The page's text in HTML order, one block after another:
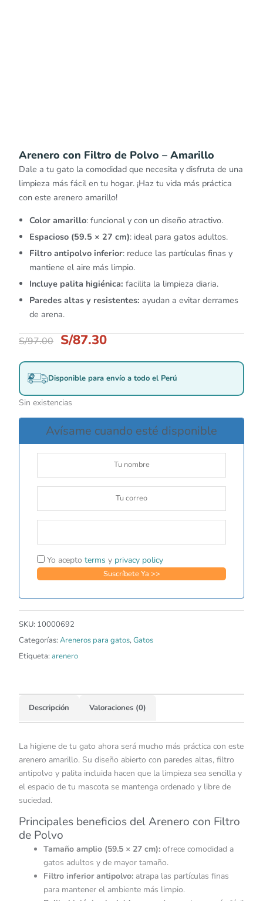
Arenero con Filtro de Polvo – Amarillo
Dale a tu gato la comodidad que necesita y disfruta de una
limpieza más fácil en tu hogar. ¡Haz tu vida más práctica
con este arenero amarillo!
Color amarillo: funcional y con un diseño atractivo.
Espacioso (59.5 × 27 cm): ideal para gatos adultos.
Filtro antipolvo inferior: reduce las partículas finas y
mantiene el aire más limpio.
Incluye palita higiénica: facilita la limpieza diaria.
Paredes altas y resistentes: ayudan a evitar derrames
de arena.
S/97.00 S/87.30
Disponible para envío a todo el Perú
Sin existencias
Avísame cuando esté disponible
Yo acepto terms y privacy policy
SKU: 10000692
Categorías: Areneros para gatos,Gatos
Etiqueta: arenero
Descripción Valoraciones (0)
La higiene de tu gato ahora será mucho más práctica con este
arenero amarillo. Su diseño abierto con paredes altas, filtro
antipolvo y palita incluida hacen que la limpieza sea sencilla y
el espacio de tu mascota se mantenga ordenado y libre de
suciedad.
Principales beneficios del Arenero con Filtro
de Polvo
Tamaño amplio (59.5 × 27 cm): ofrece comodidad a
gatos adultos y de mayor tamaño.
Filtro inferior antipolvo: atrapa las partículas finas
para mantener el ambiente más limpio.